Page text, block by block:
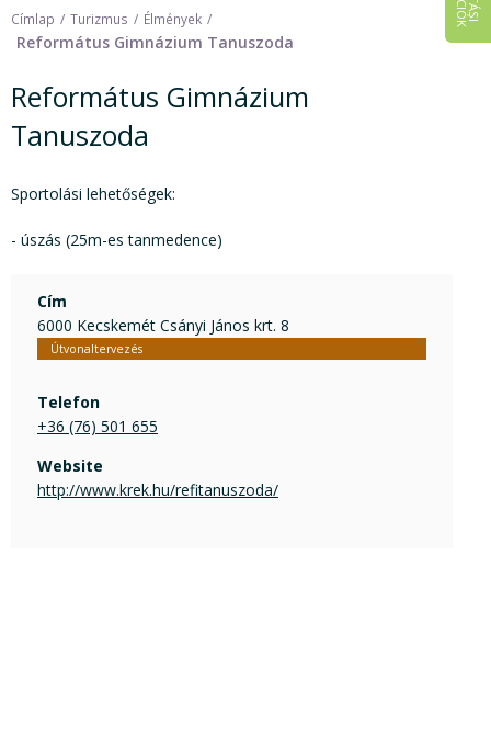
Címlap Turizmus Élmények
Református Gimnázium Tanuszoda
Református Gimnázium
Tanuszoda
Sportolási lehetőségek:
- úszás (25m-es tanmedence)
Cím
6000 Kecskemét Csányi János krt. 8
Útvonaltervezés
Telefon
+36 (76) 501 655
Website
http://www.krek.hu/refitanuszoda/